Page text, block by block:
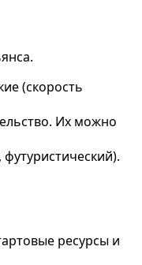
(скорость
Их можно
ресурсы и